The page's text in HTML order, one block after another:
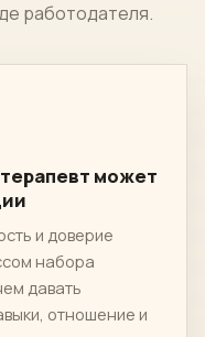
работодателя.
может
и доверие
набора
давать
отношение и